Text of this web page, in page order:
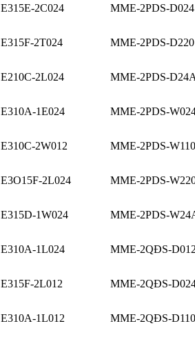
E315E-2C024 MME-2PDS-D024
E315F-2T024 MME-2PDS-D220
E210C-2L024 MME-2PDS-
E310A-1E024 MME-2PDS-
E310C-2W012 MME-2PDS-W110
E3O15F-2L024 MME-2PDS-
E315D-1W024 MME-2PDS-
E310A-1L024 MME-2QĐS-
E315F-2L012 MME-2QĐS-
E310A-1L012 MME-2QĐS-D110